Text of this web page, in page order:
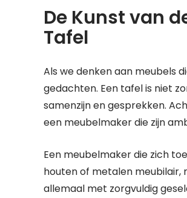
De Kunst van
Tafel
Als we denken aan meubels
gedachten. Een tafel is niet
samenzijn en gesprekken.
een meubelmaker die zijn
Een meubelmaker die zich
houten of metalen meubilair,
allemaal met zorgvuldig